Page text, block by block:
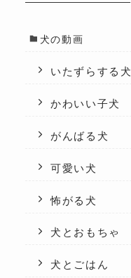
犬の動画
いたずらする犬
かわいい子犬
がんばる犬
可愛い犬
怖がる犬
犬とおもちゃ
犬とごはん